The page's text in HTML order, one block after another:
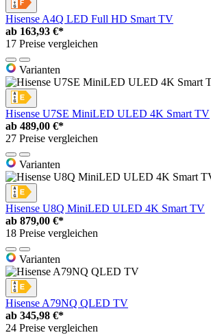
Hisense A4Q LED Full HD Smart TV
ab 163,93 €*
17 Preise vergleichen
Varianten
Hisense U7SE MiniLED ULED 4K Smart TV
ab 489,00 €*
27 Preise vergleichen
Varianten
Hisense U8Q MiniLED ULED 4K Smart TV
ab 879,00 €*
18 Preise vergleichen
Varianten
Hisense A79NQ QLED TV
ab 345,98 €*
24 Preise vergleichen